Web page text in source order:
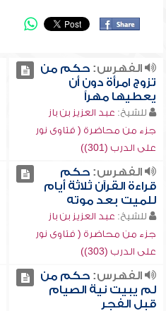
الفهرس:حكم من
تزوج امرأة دون أن
يعطيها مهراً
للشيخ: عبد العزيز بن باز
جزء من محاضرة ( فتاوى نور
على الدرب (301))
الفهرس:حكم
قراءة القرآن ثلاثة أيام
للميت بعد موته
للشيخ: عبد العزيز بن باز
جزء من محاضرة ( فتاوى نور
على الدرب (303))
الفهرس:حكم من
لم يبيت نية الصيام
قبل الفجر